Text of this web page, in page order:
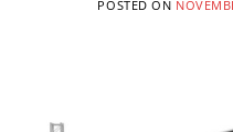
POSTED ON